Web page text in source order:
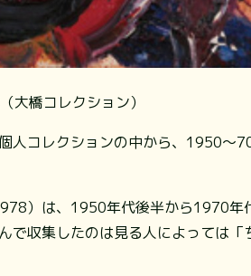
大橋コレクション）
人コレクションの中から、1950～
）は、1950年代後半から1970年
で収集したのは見る人によっては